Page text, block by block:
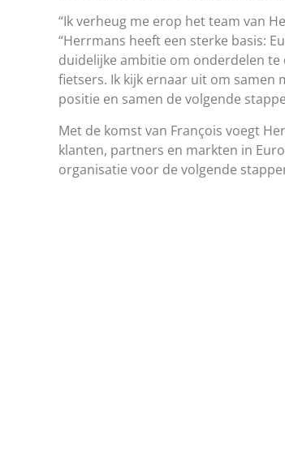
“Ik verheug me erop het team van
“Herrmans heeft een sterke basis:
duidelijke ambitie om onderdelen
fietsers. Ik kijk ernaar uit om samen
positie en samen de volgende
Met de komst van François voegt
klanten, partners en markten in
organisatie voor de volgende